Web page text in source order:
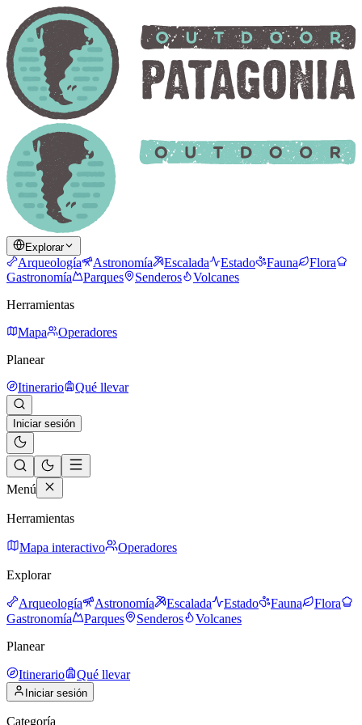
Explorar
Arqueología Astronomía Escalada Estado Fauna
Flora
Gastronomía
Parques Senderos
Volcanes
Herramientas
Mapa
Operadores
Planear
Itinerario
Qué llevar
Iniciar sesión
Menú
Herramientas
Mapa interactivo
Operadores
Explorar
Arqueología Astronomía Escalada Estado Fauna
Flora
Gastronomía
Parques Senderos
Volcanes
Planear
Itinerario Qué llevar
Iniciar sesión
Categoría